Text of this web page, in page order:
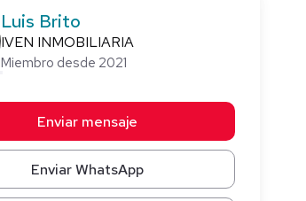
Luis Brito
IVEN INMOBILIARIA
Miembro desde 2021
Enviar mensaje
Enviar WhatsApp